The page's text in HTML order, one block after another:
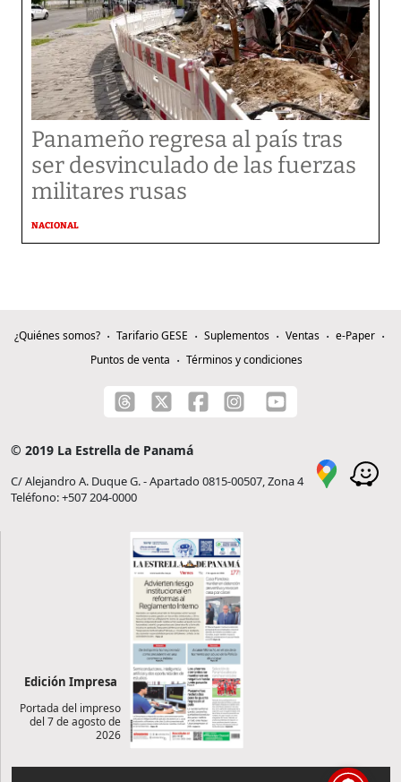
Panameño regresa al país tras
ser desvinculado de las fuerzas
militares rusas
NACIONAL
¿Quiénes somos? Tarifario GESE Suplementos Ventas
e-Paper
Puntos de venta
Términos y condiciones
© 2019 La Estrella de Panamá
C/ Alejandro A. Duque G. - Apartado 0815-00507, Zona 4
Teléfono: +507 204-0000
Edición Impresa
Portada del impreso
del 7 de agosto de
2026